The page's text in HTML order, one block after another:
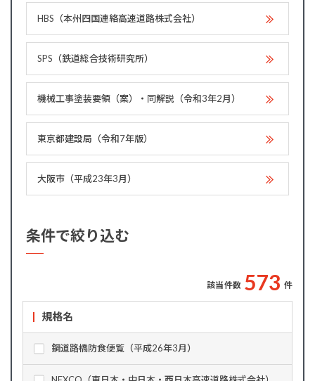
HBS（本州四国連絡高速道路株式会社）
SPS（鉄道総合技術研究所）
機械工事塗装要領（案）・同解説（令和3年2月）
東京都建設局（令和7年版）
大阪市（平成23年3月）
条件で絞り込む
該当件数 573 件
規格名
鋼道路橋防食便覧（平成26年3月）